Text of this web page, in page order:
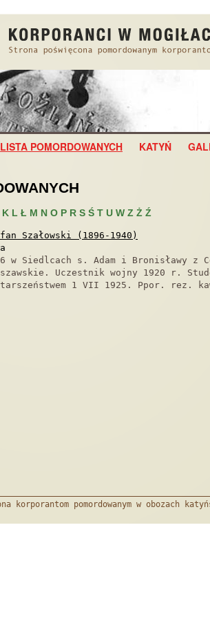
LISTA POMORDOWANYCH KATYŃ
K L Ł M N O P R S Ś T U W Z Ż Ź
Szałowski (1896-1940)
w Siedlcach s. Adam i Bronisławy z
Uczestnik wojny 1920 r.
1 VII 1925. Ppor. rez.
korporantom pomordowanym w obozach